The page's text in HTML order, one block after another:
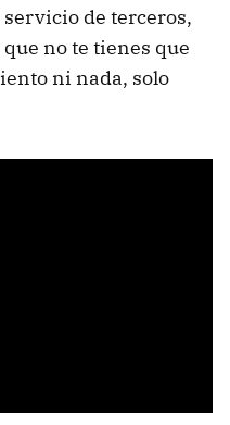
de terceros,
no te tienes que
ni nada, solo